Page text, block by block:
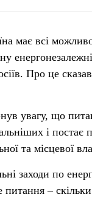
має всі
Про це
увагу, що
і постає
та місцевої
заходи по
–